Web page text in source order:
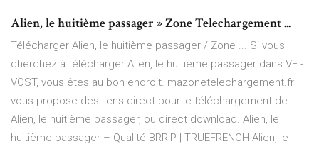
Alien, le huitième passager » Zone Telechargement ...
Télécharger Alien, le huitième passager / Zone ... Si vous
cherchez à télécharger Alien, le huitième passager dans VF -
VOST, vous êtes au bon endroit. mazonetelechargement.fr
vous propose des liens direct pour le téléchargement de
Alien, le huitième passager, ou direct download. Alien, le
huitième passager – Qualité BRRIP | TRUEFRENCH Alien, le